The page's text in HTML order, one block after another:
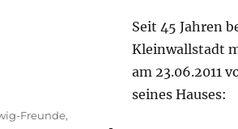
Seit 45 Jahren
Kleinwallstadt
am 23.06.2011
seines Hauses:
Freunde,